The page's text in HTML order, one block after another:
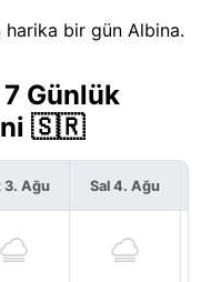
harika bir gün Albina.
Günlük
🇸🇷
3. Ağu Sal 4. Ağu